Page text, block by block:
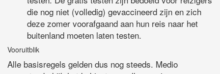
die nog niet (volledig) gevaccineerd zijn en zich
deze zomer voorafgaand aan hun reis naar het
buitenland moeten laten testen.
Vooruitblik
Alle basisregels gelden dus nog steeds. Medio